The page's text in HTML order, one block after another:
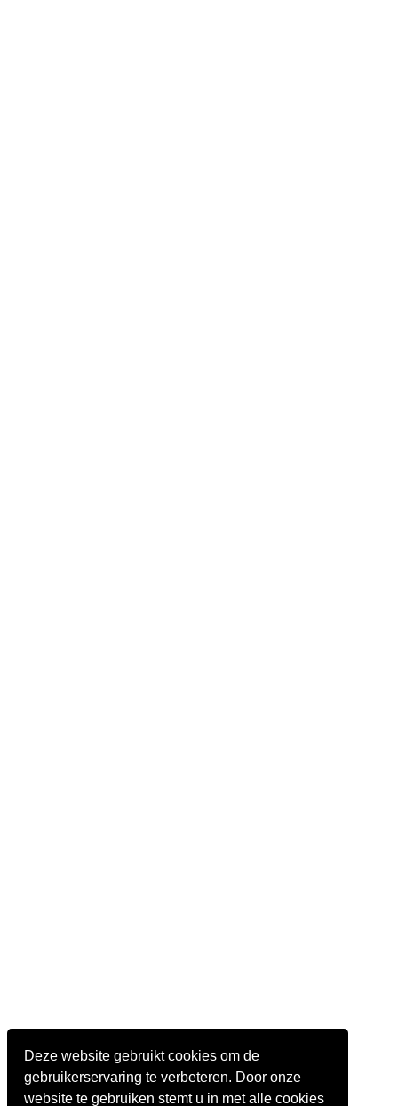
Deze website gebruikt cookies om de
gebruikerservaring te verbeteren. Door onze
website te gebruiken stemt u in met alle cookies